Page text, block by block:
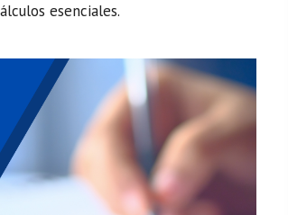
esenciales.